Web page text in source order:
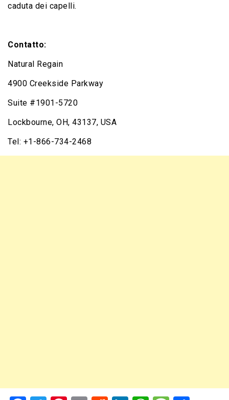
caduta dei capelli.
Contatto:
Natural Regain
4900 Creekside Parkway
Suite #1901-5720
Lockbourne, OH, 43137, USA
Tel: +1-866-734-2468